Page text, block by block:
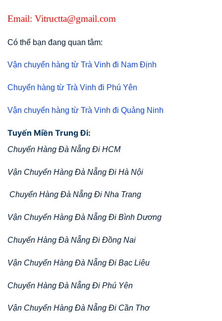
Email: Vitructta@gmail.com
Có thể bạn đang quan tâm:
Vận chuyển hàng từ Trà Vinh đi Nam Định
Chuyển hàng từ Trà Vinh đi Phú Yên
Vận chuyển hàng từ Trà Vinh đi Quảng Ninh
Tuyến Miền Trung Đi:
Chuyển Hàng Đà Nẵng Đi HCM
Vận Chuyển Hàng Đà Nẵng Đi Hà Nội
Chuyển Hàng Đà Nẵng Đi Nha Trang
Vận Chuyển Hàng Đà Nẵng Đi Bình Dương
Chuyển Hàng Đà Nẵng Đi Đồng Nai
Vận Chuyển Hàng Đà Nẵng Đi Bạc Liêu
Chuyển Hàng Đà Nẵng Đi Phú Yên
Vận Chuyển Hàng Đà Nẵng Đi Cần Thơ